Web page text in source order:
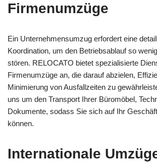
Firmenumzüge
Ein Unternehmensumzug erfordert eine
Koordination, um den Betriebsablauf so
stören. RELOCATO bietet spezialisierte
Firmenumzüge an, die darauf abzielen,
Minimierung von Ausfallzeiten zu
uns um den Transport Ihrer Büromöbel,
Dokumente, sodass Sie sich auf Ihr
können.
Internationale